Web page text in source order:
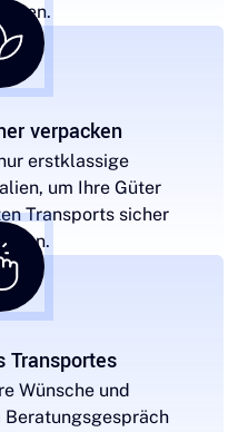
verpacken
erstklassige
um Ihre Güter
Transports sicher
Transportes
Wünsche und
Beratungsgespräch